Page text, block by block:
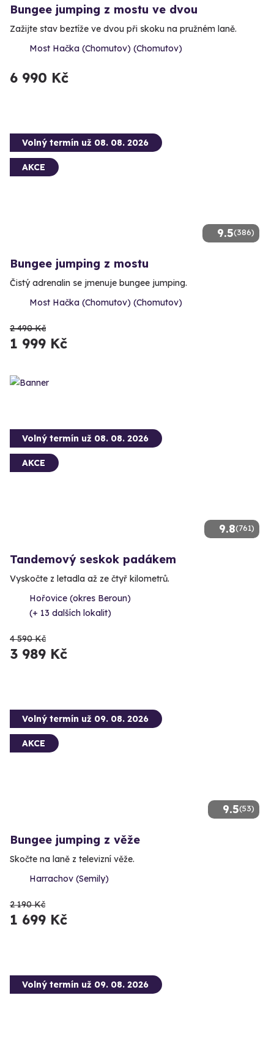
Bungee jumping z mostu ve dvou
Zažijte stav beztíže ve dvou při skoku na pružném laně.
Most Hačka (Chomutov) (Chomutov)
6 990 Kč
9.5(386)
Volný termín už 08. 08. 2026
AKCE
Bungee jumping z mostu
Čistý adrenalin se jmenuje bungee jumping.
Most Hačka (Chomutov) (Chomutov)
2 490 Kč
1 999 Kč
9.8(761)
Volný termín už 08. 08. 2026
AKCE
Tandemový seskok padákem
Vyskočte z letadla až ze čtyř kilometrů.
Hořovice (okres Beroun)
(+ 13 dalších lokalit)
4 590 Kč
3 989 Kč
9.5(53)
Volný termín už 09. 08. 2026
AKCE
Bungee jumping z věže
Skočte na laně z televizní věže.
Harrachov (Semily)
2 190 Kč
1 699 Kč
Volný termín už 09. 08. 2026